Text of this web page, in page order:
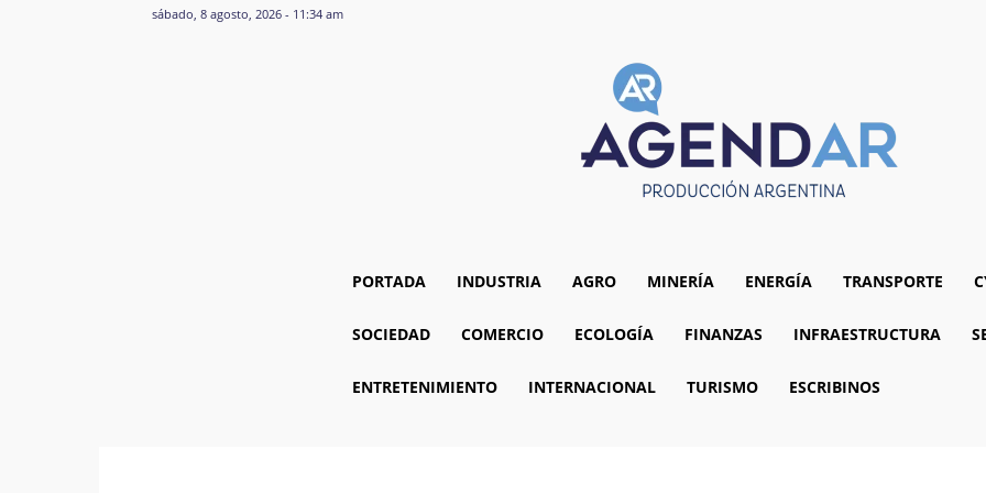
sábado, 8 agosto, 2026 - 11:34 am
PORTADA INDUSTRIA AGRO MINERÍA ENERGÍA TRANSPORTE
SOCIEDAD COMERCIO ECOLOGÍA FINANZAS INFRAESTRUCTURA
ENTRETENIMIENTO INTERNACIONAL TURISMO ESCRIBINOS